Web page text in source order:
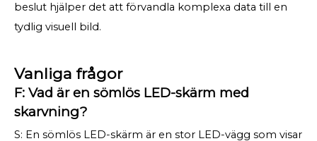
beslut hjälper det att förvandla komplexa data till en
tydlig visuell bild.
Vanliga frågor
F: Vad är en sömlös LED-skärm med
skarvning?
S: En sömlös LED-skärm är en stor LED-vägg som visar